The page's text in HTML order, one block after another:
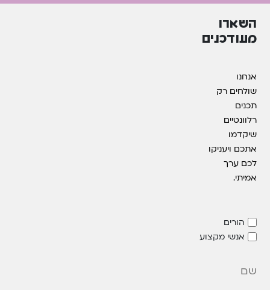
השארו
מעודכנים
אנחנו
שולחים רק
תכנים
רלוונטיים
שיקדמו
אתכם ויעניקו
לכם ערך
אמיתי.
הורים
אנשי מקצוע